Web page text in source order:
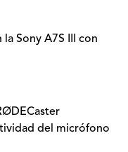
Sony A7S III con
del micrófono